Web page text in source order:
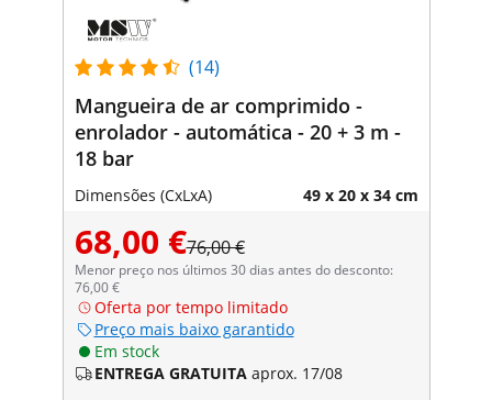
(14)
Mangueira de ar comprimido -
enrolador - automática - 20 + 3 m -
18 bar
Dimensões (CxLxA) 49 x 20 x 34 cm
68,00 €76,00 €
Menor preço nos últimos 30 dias antes do desconto:
76,00 €
Oferta por tempo limitado
Preço mais baixo garantido
Em stock
ENTREGA GRATUITA aprox. 17/08